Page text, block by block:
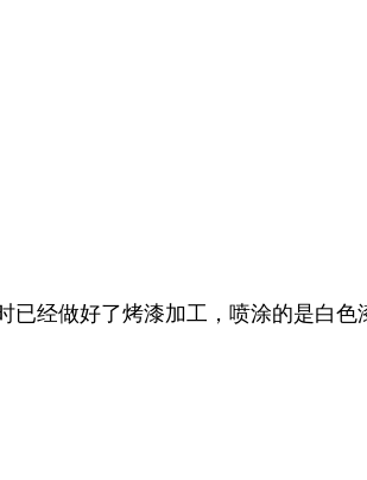
经做好了烤漆加工，喷涂的是白